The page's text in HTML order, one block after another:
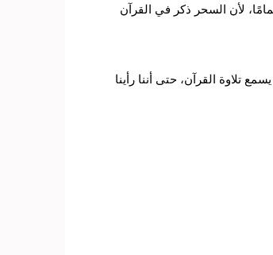
لأن السحر ذكر في القرآن
تلاوة القرآن، حتى أننا رأينا